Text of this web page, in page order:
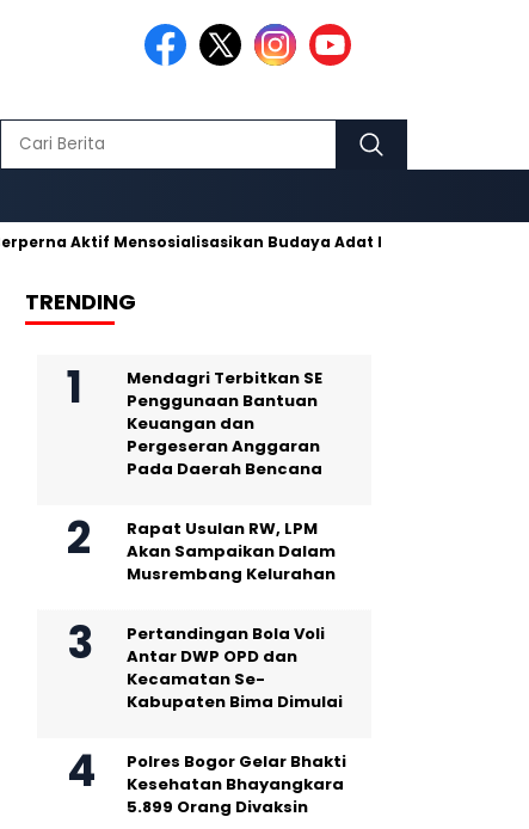
Mensosialisasikan Budaya Adat Pusaka Kujang
TRENDING
Mendagri Terbitkan SE
Penggunaan Bantuan
Keuangan dan
Pergeseran Anggaran
Pada Daerah Bencana
Rapat Usulan RW, LPM
Akan Sampaikan Dalam
Musrembang Kelurahan
Pertandingan Bola Voli
Antar DWP OPD dan
Kecamatan Se-
Kabupaten Bima Dimulai
Polres Bogor Gelar Bhakti
Kesehatan Bhayangkara
5.899 Orang Divaksin